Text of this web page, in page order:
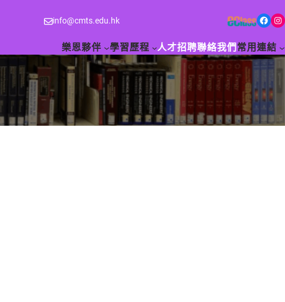
info@cmts.edu.hk Facebook Instagram
樂恩夥伴 學習歷程 人才招聘聯絡我們 常用連結